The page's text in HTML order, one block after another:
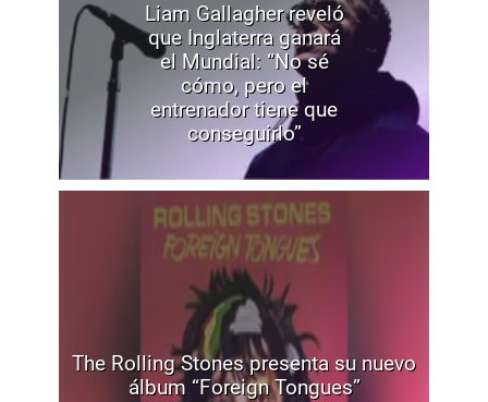
Liam Gallagher reveló
que Inglaterra ganará
el Mundial: “No sé
cómo, pero el
entrenador tiene que
conseguirlo”
The Rolling Stones presenta su nuevo
álbum “Foreign Tongues”